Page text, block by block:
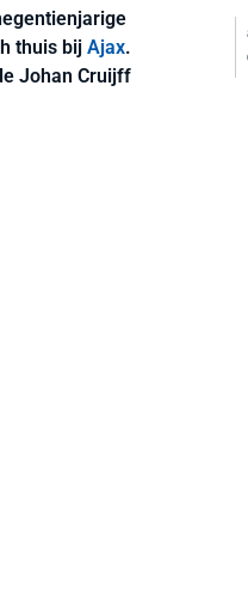
thuis bij Ajax.
Johan Cruijff